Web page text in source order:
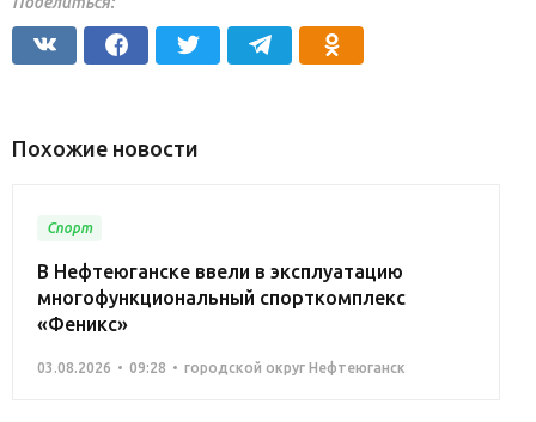
Похожие новости
Спорт
В Нефтеюганске ввели в эксплуатацию
многофункциональный спорткомплекс
«Феникс»
03.08.2026 09:28 городской округ Нефтеюганск